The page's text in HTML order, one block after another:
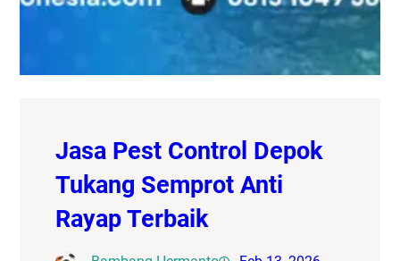
Jasa Pest Control Depok
Tukang Semprot Anti
Rayap Terbaik